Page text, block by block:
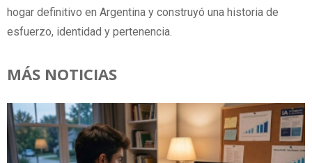
hogar definitivo en Argentina y construyó una historia de
esfuerzo, identidad y pertenencia.
MÁS NOTICIAS